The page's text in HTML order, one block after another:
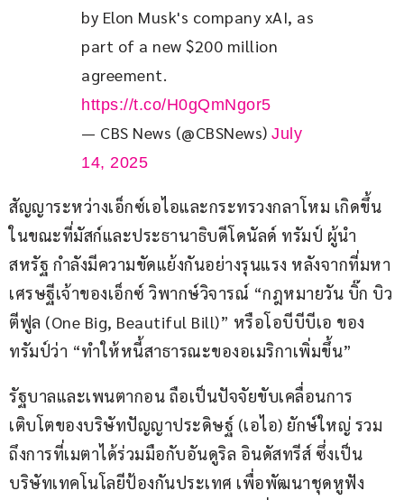
by Elon Musk's company xAI, as
part of a new $200 million
agreement.
https://t.co/H0gQmNgor5
— CBS News (@CBSNews) July
14, 2025
สัญญาระหว่างเอ็กซ์เอไอและกระทรวงกลาโหม เกิดขึ้น
ในขณะที่มัสก์และประธานาธิบดีโดนัลด์ ทรัมป์ ผู้นำ
สหรัฐ กำลังมีความขัดแย้งกันอย่างรุนแรง หลังจากที่มหา
เศรษฐีเจ้าของเอ็กซ์ วิพากษ์วิจารณ์ “กฎหมายวัน บิ๊ก บิว
ตีฟูล (One Big, Beautiful Bill)” หรือโอบีบีบีเอ ของ
ทรัมป์ว่า “ทำให้หนี้สาธารณะของอเมริกาเพิ่มขึ้น”
รัฐบาลและเพนตากอน ถือเป็นปัจจัยขับเคลื่อนการ
เติบโตของบริษัทปัญญาประดิษฐ์ (เอไอ) ยักษ์ใหญ่ รวม
ถึงการที่เมตาได้ร่วมมือกับอันดูริล อินดัสทรีส์ ซึ่งเป็น
บริษัทเทคโนโลยีป้องกันประเทศ เพื่อพัฒนาชุดหูฟัง